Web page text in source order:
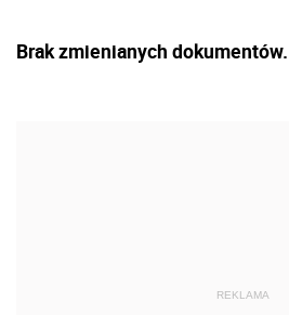
Brak zmienianych dokumentów.